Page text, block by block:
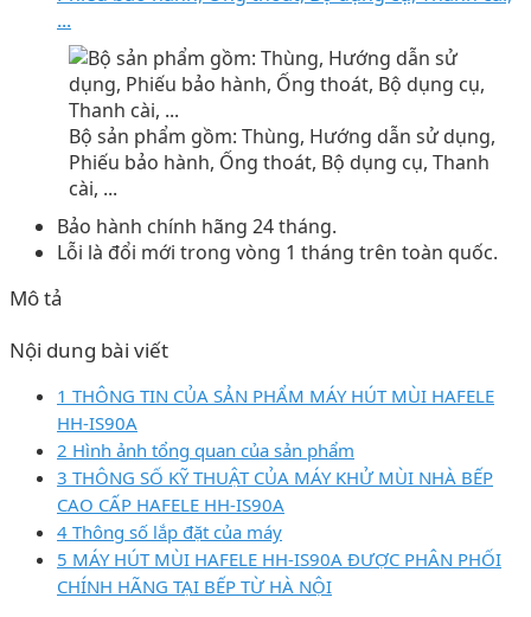
...
Bộ sản phẩm gồm: Thùng, Hướng dẫn sử dụng,
Phiếu bảo hành, Ống thoát, Bộ dụng cụ, Thanh
cài, ...
Bảo hành chính hãng 24 tháng.
Lỗi là đổi mới trong vòng 1 tháng trên toàn quốc.
Mô tả
Nội dung bài viết
1 THÔNG TIN CỦA SẢN PHẨM MÁY HÚT MÙI HAFELE
HH-IS90A
2 Hình ảnh tổng quan của sản phẩm
3 THÔNG SỐ KỸ THUẬT CỦA MÁY KHỬ MÙI NHÀ BẾP
CAO CẤP HAFELE HH-IS90A
4 Thông số lắp đặt của máy
5 MÁY HÚT MÙI HAFELE HH-IS90A ĐƯỢC PHÂN PHỐI
CHÍNH HÃNG TẠI BẾP TỪ HÀ NỘI